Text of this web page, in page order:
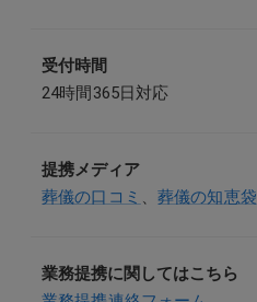
受付時間
24時間365日対応
提携メディア
葬儀の口コミ 、葬儀の知恵袋
業務提携に関してはこちら